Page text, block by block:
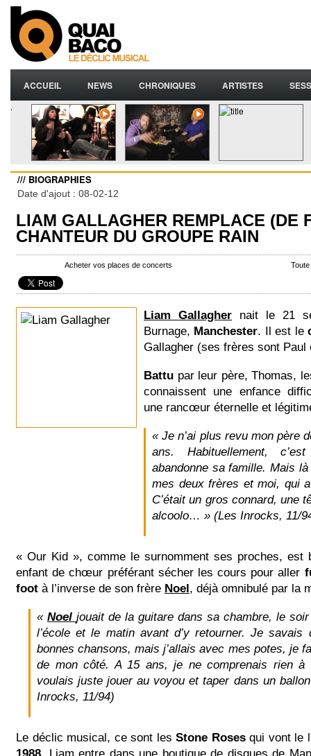
ACCUEIL NEWS CHRONIQUES ARTISTES
.
/// BIOGRAPHIES
Date d'ajout : 08-02-12
LIAM GALLAGHER REMPLACE (DE
CHANTEUR DU GROUPE RAIN
Acheter vos places de concerts
Liam Gallagher nait le 21
Burnage, Manchester. Il est le
Gallagher (ses frères sont
Battu par leur père, Thomas,
connaissent une enfance
une rancœur éternelle et
« Je n’ai plus revu mon père
ans. Habituellement,
abandonne sa famille. Mais
mes deux frères et moi, qui
C’était un gros connard, une
alcoolo… » (Les Inrocks, 11/
« Our Kid », comme le surnomment ses proches, est
enfant de chœur préférant sécher les cours pour aller
foot à l’inverse de son frère Noel, déjà omnibulé par la
« Noel jouait de la guitare dans sa chambre, le
l’école et le matin avant d’y retourner. Je savais
bonnes chansons, mais j’allais avec mes potes, je
de mon côté. A 15 ans, je ne comprenais rien à
voulais juste jouer au voyou et taper dans un
Inrocks, 11/94)
Le déclic musical, ce sont lesStone Rosesqui vont le
1988, Liam entre dans une boutique de disques de